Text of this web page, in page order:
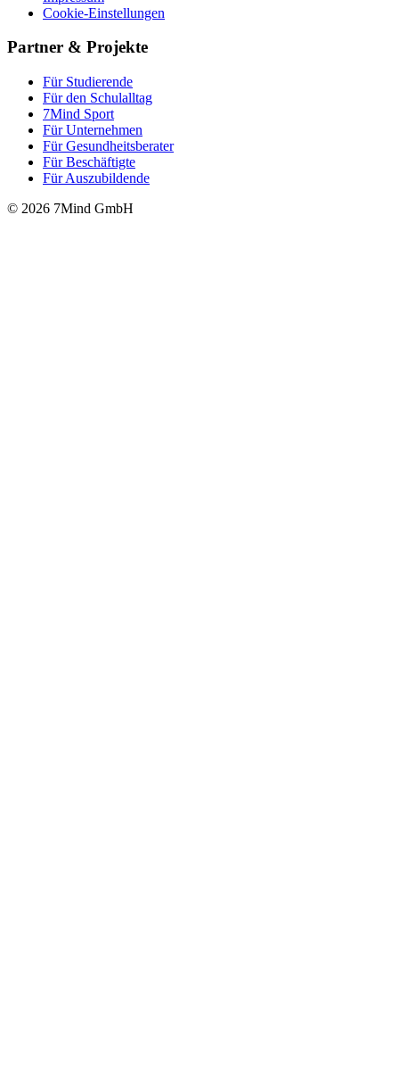
Cookie-Einstellungen
Partner & Projekte
Für Stu­die­rende
Für den Schulalltag
7Mind Sport
Für Unter­neh­men
Für Gesund­heits­be­ra­ter
Für Beschäftigte
Für Auszubildende
© 2026 7Mind GmbH